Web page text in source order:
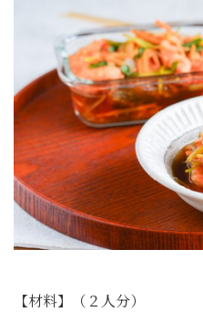
【材料】（２人分）